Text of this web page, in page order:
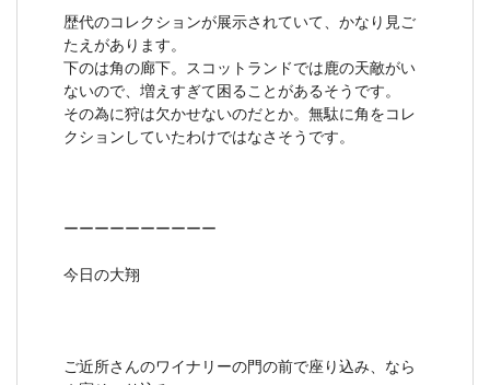
歴代のコレクションが展示されていて、かなり見ご
たえがあります。
下のは角の廊下。スコットランドでは鹿の天敵がい
ないので、増えすぎて困ることがあるそうです。
その為に狩は欠かせないのだとか。無駄に角をコレ
クションしていたわけではなさそうです。
ーーーーーーーーーー
今日の大翔
ご近所さんのワイナリーの門の前で座り込み、なら